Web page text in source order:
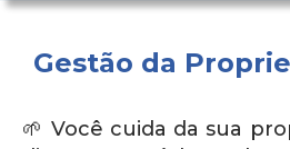
Gestão da
🌱 Você cuida da sua